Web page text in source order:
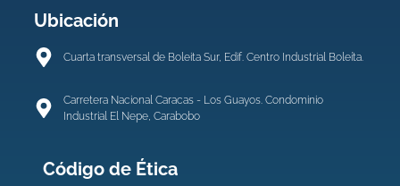
Ubicación
Cuarta transversal de Boleita Sur, Edif. Centro Industrial Boleíta.
Carretera Nacional Caracas - Los Guayos. Condominio
Industrial El Nepe, Carabobo
Código de Ética